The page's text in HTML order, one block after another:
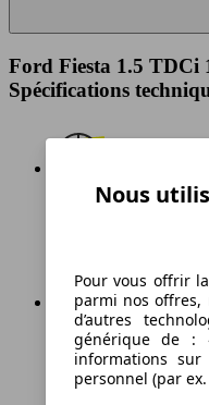
Ford Fiesta 1.5
Spécifications
195 km/h
Diesel
Carburant
Nous
Pour vous offrir
parmi nos offres,
d’autres
générique de :
informations
personnel (par ex.